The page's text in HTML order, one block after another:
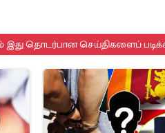
இது தொடர்பான செய்திகளைப்